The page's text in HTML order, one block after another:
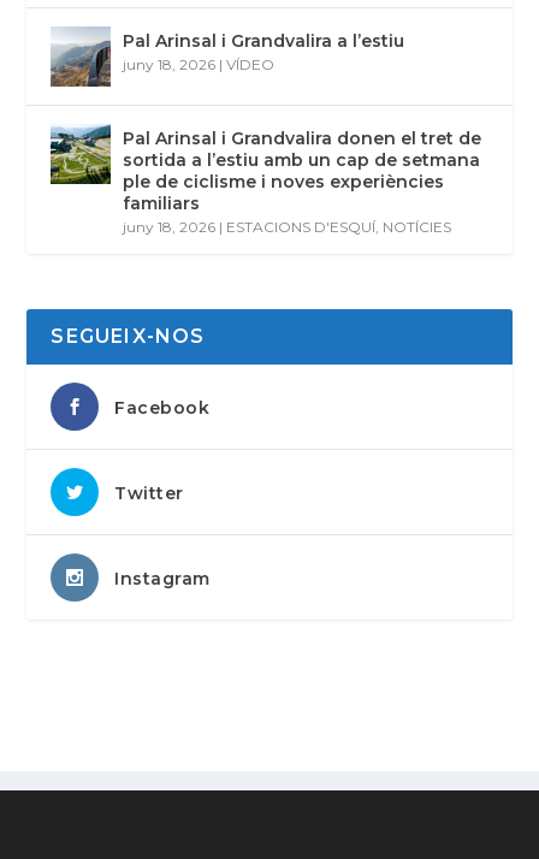
Pal Arinsal i Grandvalira a l’estiu
juny 18, 2026 |VÍDEO
Pal Arinsal i Grandvalira donen el tret de
sortida a l’estiu amb un cap de setmana
ple de ciclisme i noves experiències
familiars
juny 18, 2026 | ESTACIONS D'ESQUÍ NOTÍCIES
SEGUEIX-NOS
Facebook
Twitter
Instagram